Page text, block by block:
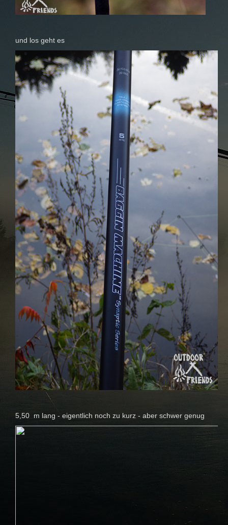
und los geht es
5,50 m lang - eigentlich noch zu kurz - aber schwer genug